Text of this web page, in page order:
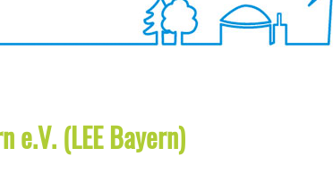
e.V. (LEE Bayern)